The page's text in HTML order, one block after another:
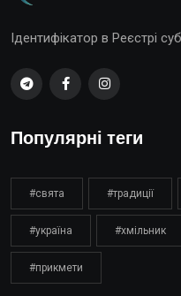
Ідентифікатор в Реєстрі
Популярні теги
#свята #традиції
#україна #хмільник
#прикмети